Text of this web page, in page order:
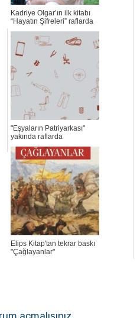
Kadriye Olgar’ın ilk kitabı
“Hayatın Şifreleri” raflarda
"Eşyaların Patriyarkası"
yakında raflarda
Elips Kitap'tan tekrar baskı
"Çağlayanlar"